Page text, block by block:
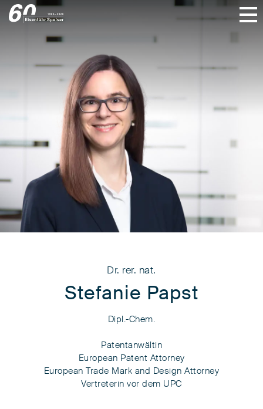
Dr. rer. nat.
Stefanie Papst
Dipl.-Chem.
Patentanwältin
European Patent Attorney
European Trade Mark and Design Attorney
Vertreterin vor dem UPC